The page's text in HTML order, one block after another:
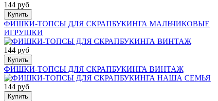
144 руб
Купить
ФИШКИ-ТОПСЫ ДЛЯ СКРАПБУКИНГА МАЛЬЧИКОВЫЕ
ИГРУШКИ
144 руб
Купить
ФИШКИ-ТОПСЫ ДЛЯ СКРАПБУКИНГА ВИНТАЖ
144 руб
Купить